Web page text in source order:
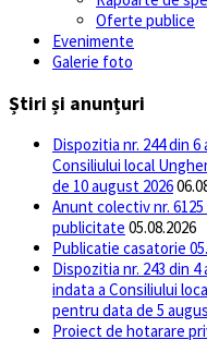
Oferte publice
Evenimente
Galerie foto
Știri și anunțuri
Dispozitia nr. 244 din
Consiliului local
de 10 august 2026
Anunt colectiv nr.
publicitate 05.08.2026
Publicatie casatorie
Dispozitia nr. 243 din
indata a Consiliului
pentru data de 5
Proiect de hotarare